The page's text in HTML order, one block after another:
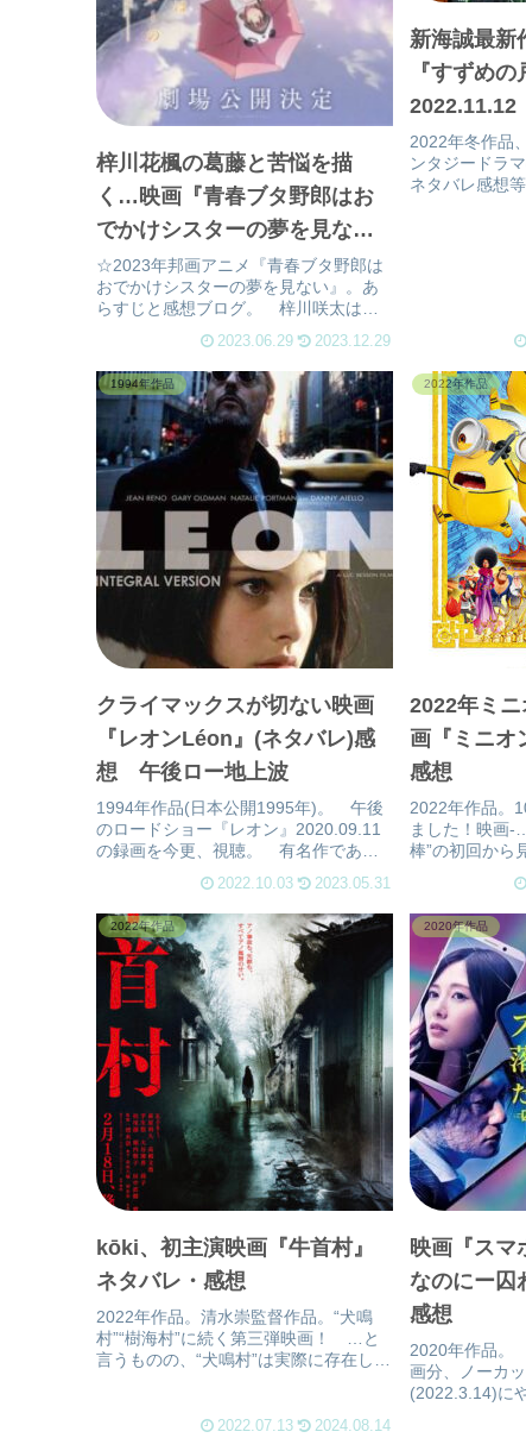
梓川花楓の葛藤と苦悩を描
く…映画『青春ブタ野郎はお
でかけシスターの夢を見な
い』(ネタバレ)感想
☆2023年邦画アニメ『青春ブタ野郎は
おでかけシスターの夢を見ない』。あ
らすじと感想ブログ。 梓川咲太は高
過ごせるのも僅かな時間。麻衣は“思春
期症候群”で奇病を咲太に救われ、咲太
の妹花楓も同じ病気だった…。
2023.06.29 2023.12.29
新海誠最新
『すずめ
2022.11.12
2022年冬作品
ンタジードラ
ネタバレ感想
1994年作品
クライマックスが切ない映画
『レオンLéon』(ネタバレ)感
想 午後ロー地上波
1994年作品(日本公開1995年)。 午後
のロードショー『レオン』2020.09.11
の録画を今更、視聴。 有名作であ
ストーリー。 昔、見た様な気もする
が、あまり覚えてなく、今見れて良か
ったとも思う作品。...
2022.10.03 2023.05.31
2022年作品
2022年ミ
画『ミニオ
感想
2022年作品。
ました！映画-
棒”の初回から
が出来てから
か…。 映画館
に『怪盗グル
2022年作品
kōki、初主演映画『牛首村』
ネタバレ・感想
2022年作品。清水崇監督作品。“犬鳴
村”“樹海村”に続く第三弾映画！ …と
言うものの、“犬鳴村”は実際に存在した
ィクションではあると思う。 この監
2022.07.13 2024.08.14
2020年作品
映画『スマ
なのにー囚
感想
2020年作品。
画分、ノーカ
(2022.3.14)に
ら映画も最高